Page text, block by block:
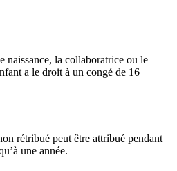
naissance, la collaboratrice ou le
a le droit à un congé de 16
rétribué peut être attribué pendant
une année.